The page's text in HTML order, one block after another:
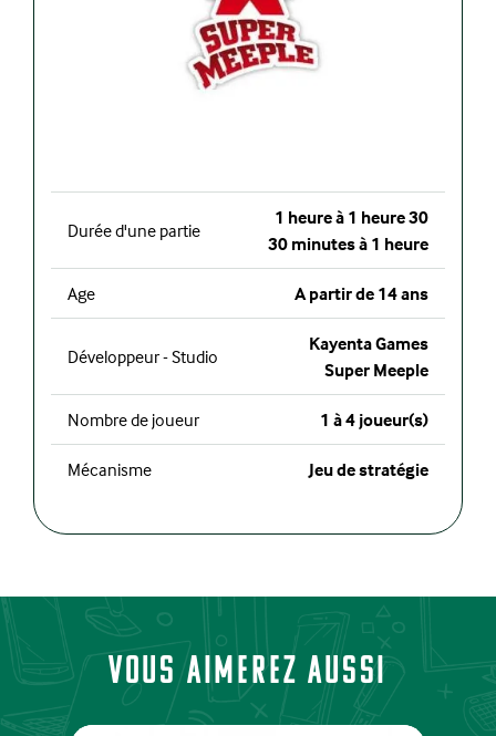
Durée d'une partie
1 heure à 1 heure 30
30 minutes à 1 heure
Age A partir de 14 ans
Développeur - Studio
Kayenta Games
Super Meeple
Nombre de joueur 1 à 4 joueur(s)
Mécanisme Jeu de stratégie
Vous aimerez aussi